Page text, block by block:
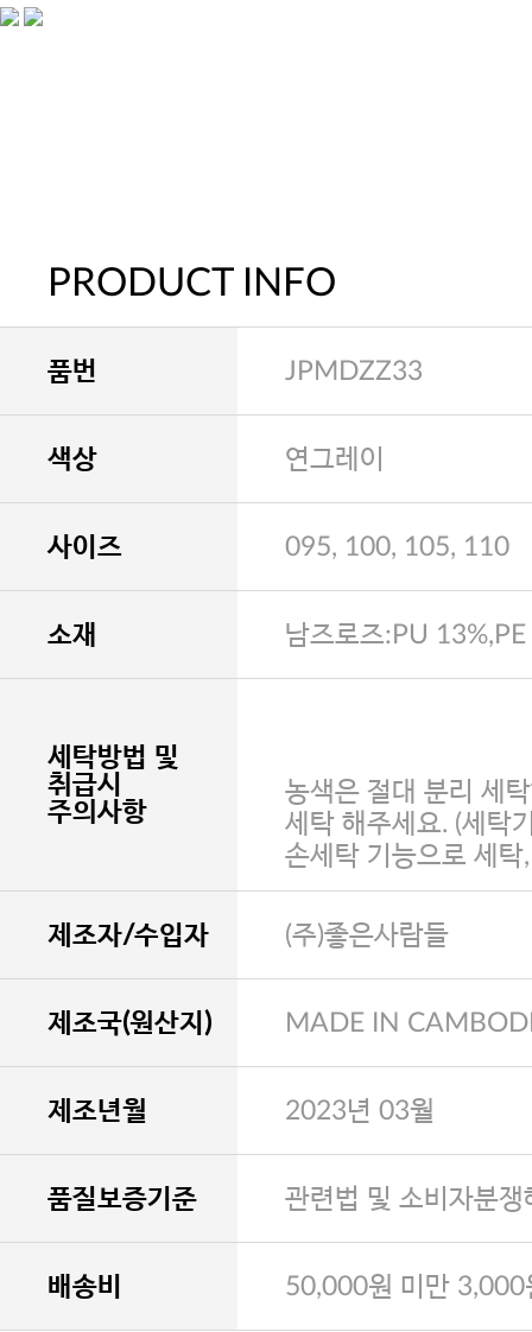
PRODUCT INFO
품번 JPMDZZ33
색상 연그레이
사이즈 095, 100, 105, 110
소재 남즈로즈:PU
세탁방법 및
취급시
주의사항
농색은 절대 분리 세
세탁 해주세요. (세탁
손세탁 기능으로 세탁
제조자/수입자 (주)좋은사람들
제조국(원산지) MADE IN
제조년월 2023년 03월
품질보증기준 관련법 및 소비자분
배송비 50,000원 미만 3,000